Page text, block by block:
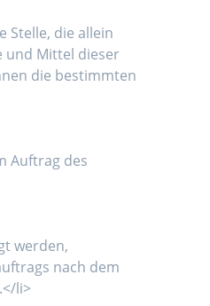
die allein
und Mittel dieser
die bestimmten
Auftrag des
werden,
nach dem
li>